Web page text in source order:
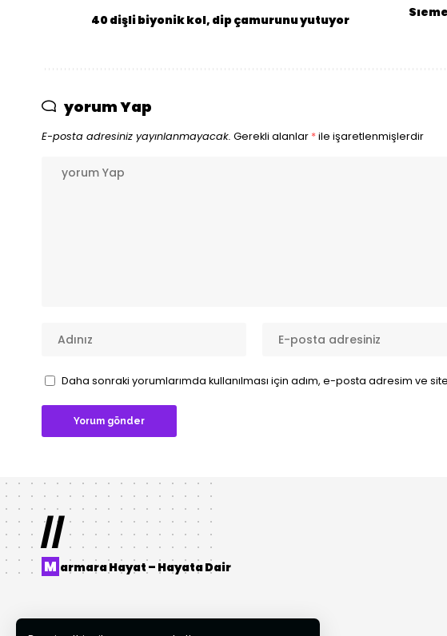
40 dişli biyonik kol, dip çamurunu yutuyor
yorum Yap
E-posta adresiniz yayınlanmayacak. Gerekli alanlar *ile işaretlenmişlerdir
Daha sonraki yorumlarımda kullanılması için adım, e-posta adresim ve
//
M armara Hayat – Hayata Dair